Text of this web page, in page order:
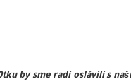
by sme radi oslávili s